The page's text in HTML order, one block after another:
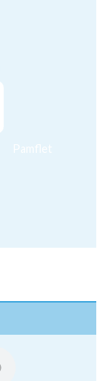
Pamflet